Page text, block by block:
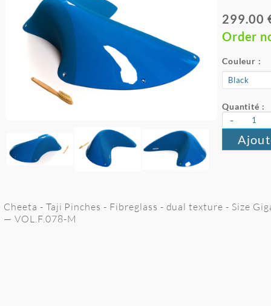
299.00
Order
Couleur :
Quantité :
-
Cheeta - Taji Pinches - Fibreglass - dual texture - Size
— VOL.F.078-M